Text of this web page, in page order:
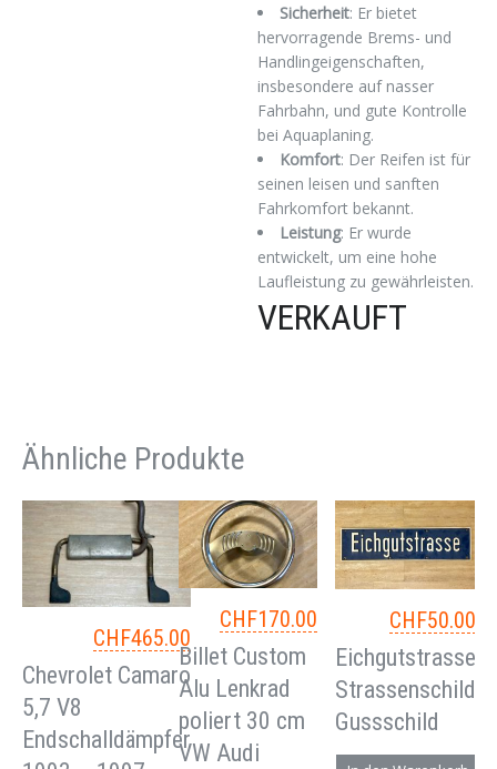
Sicherheit: Er bietet
hervorragende Brems- und
Handlingeigenschaften,
insbesondere auf nasser
Fahrbahn, und gute Kontrolle
bei Aquaplaning.
Komfort: Der Reifen ist für
seinen leisen und sanften
Fahrkomfort bekannt.
Leistung: Er wurde
entwickelt, um eine hohe
Laufleistung zu gewährleisten.
VERKAUFT
Ähnliche Produkte
CHF465.00
Chevrolet Camaro
5,7 V8
Endschalldämpfer
CHF170.00
Billet Custom
Alu Lenkrad
poliert 30 cm
VW Audi
CHF50.00
Eichgutstrasse
Strassenschild
Gussschild